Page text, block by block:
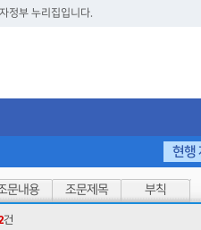
정부 누리집입니다.
현행
문내용 조문제목 부칙
건